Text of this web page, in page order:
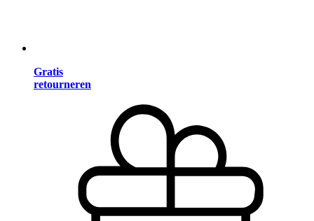
Gratis
retourneren